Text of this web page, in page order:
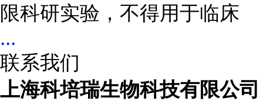
限科研实验，不得用于临床
...
联系我们
上海科培瑞生物科技有限公司